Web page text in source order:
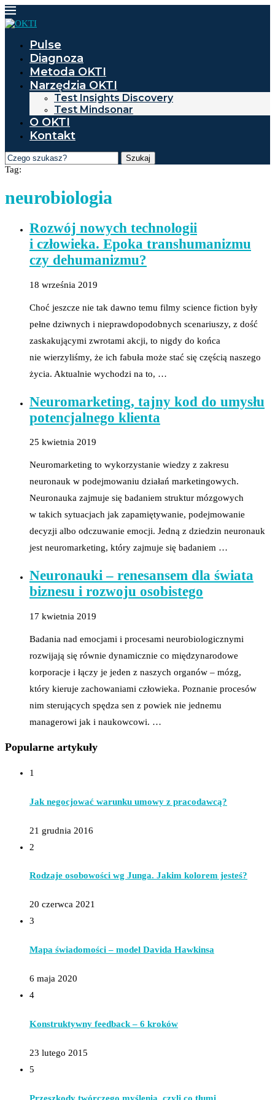
Pulse
Diagnoza
Metoda OKTI
Narzędzia OKTI
Test Insights Discovery
Test Mindsonar
O OKTI
Kontakt
Szukaj
Tag:
neurobiologia
Rozwój nowych technologii
i człowieka. Epoka transhumanizmu
czy dehumanizmu?
18 września 2019
Choć jeszcze nie tak dawno temu filmy science fiction były
pełne dziwnych i nieprawdopodobnych scenariuszy, z dość
zaskakującymi zwrotami akcji, to nigdy do końca
nie wierzyliśmy, że ich fabuła może stać się częścią naszego
życia. Aktualnie wychodzi na to, …
Neuromarketing, tajny kod do umysłu
potencjalnego klienta
25 kwietnia 2019
Neuromarketing to wykorzystanie wiedzy z zakresu
neuronauk w podejmowaniu działań marketingowych.
Neuronauka zajmuje się badaniem struktur mózgowych
w takich sytuacjach jak zapamiętywanie, podejmowanie
decyzji albo odczuwanie emocji. Jedną z dziedzin neuronauk
jest neuromarketing, który zajmuje się badaniem …
Neuronauki – renesansem dla świata
biznesu i rozwoju osobistego
17 kwietnia 2019
Badania nad emocjami i procesami neurobiologicznymi
rozwijają się równie dynamicznie co międzynarodowe
korporacje i łączy je jeden z naszych organów – mózg,
który kieruje zachowaniami człowieka. Poznanie procesów
nim sterujących spędza sen z powiek nie jednemu
managerowi jak i naukowcowi. …
Popularne artykuły
1
Jak negocjować warunku umowy z pracodawcą?
21 grudnia 2016
2
Rodzaje osobowości wg Junga. Jakim kolorem jesteś?
20 czerwca 2021
3
Mapa świadomości – model Davida Hawkinsa
6 maja 2020
4
Konstruktywny feedback – 6 kroków
23 lutego 2015
5